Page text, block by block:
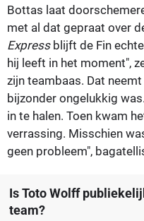
Bottas laat
met al dat gepraat over
Expressblijft de Fin
hij leeft in het moment",
zijn teambaas. Dat
bijzonder ongelukkig
in te halen. Toen kwam
verrassing. Misschien
geen probleem",
Is Toto Wolff
team?